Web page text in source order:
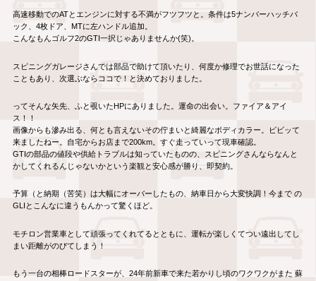
高速移動でのATとエンジンに対する不満がフツフツと。条件は5ナンバーハッチバ
ック、4枚ドア、MTに左ハンドル追加。
こんなもんゴルフ2のGTI一択じゃありませんか(笑)。
スピニングガレージさんでは部品で助けて頂いたり、何度か修理でお世話になった
こともあり、次選ぶならココで！と決めておりました。
ってそんな矢先、ふと覗いたHPにありました。運命の出会い。ファイア＆アイ
ス！！
画像からも滲み出る、何とも言えないその佇まいと綺麗なボディカラー。ビビッて
来ましたねー。自宅からお店まで200km。すぐ走っていって現車確認。
GTIの部品の値段や供給トラブルは知っていたものの、スピニングさんならなんと
かしてくれるんじゃないかという楽観と安心感が勝り、即契約。
予算（と納期（苦笑）は大幅にオーバーしたもの、納車日から大変快調！今まで の
GLIとこんなに違うもんかって驚くほど。
モチロン営業車として頑張ってくれてるとともに、運転が楽しくてつい遠出してし
まい距離がのびてしまう！
もう一台の相棒ロードスターが、24年前新車で来た若かりし頃のワクワクがまた 蘇